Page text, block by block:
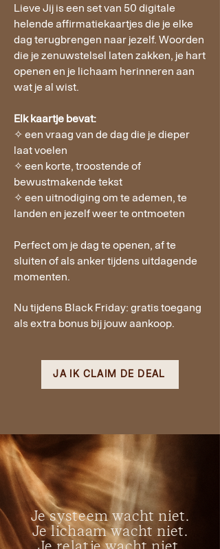
Lieve Jij is een set van 50 digitale
helende affirmatiekaartjes die je elke
dag terugbrengen naar jezelf. Woorden
die je zenuwstelsel laten zakken, je hart
openen en je lichaam herinneren aan
wat je al wist.
Elk kaartje bevat:
✧ een vraag van de dag die je dieper
laat voelen
✧ een korte, troostende of
bewustmakende tekst
✧ een uitnodiging om te ademen, te
landen en jezelf weer te ontmoeten
Perfect om je dag te openen, af te
sluiten of als anker tijdens uitdagende
momenten.
Nu tijdens Black Friday: gratis toegang
als extra bonus bij jouw aankoop.
JA IK CLAIM DE DEAL
Je systeem wacht niet.
Je lichaam wacht niet.